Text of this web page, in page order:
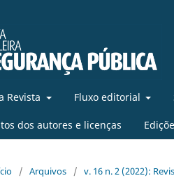
Revista Fluxo editorial
dos autores e licenças
/ Arquivos / v. 16 n. 2 (2022):